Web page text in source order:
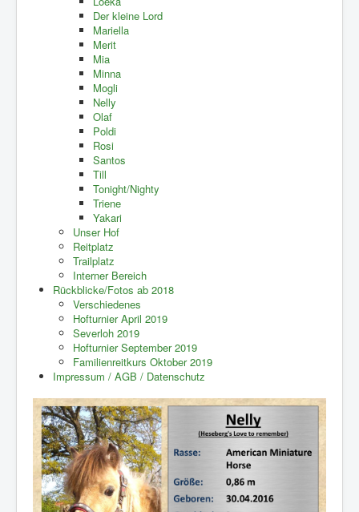
Der kleine Lord
Mariella
Merit
Mia
Minna
Mogli
Nelly
Olaf
Poldi
Rosi
Santos
Till
Tonight/Nighty
Triene
Yakari
Unser Hof
Reitplatz
Trailplatz
Interner Bereich
Rückblicke/Fotos ab 2018
Verschiedenes
Hofturnier April 2019
Severloh 2019
Hofturnier September 2019
Familienreitkurs Oktober 2019
Impressum / AGB / Datenschutz